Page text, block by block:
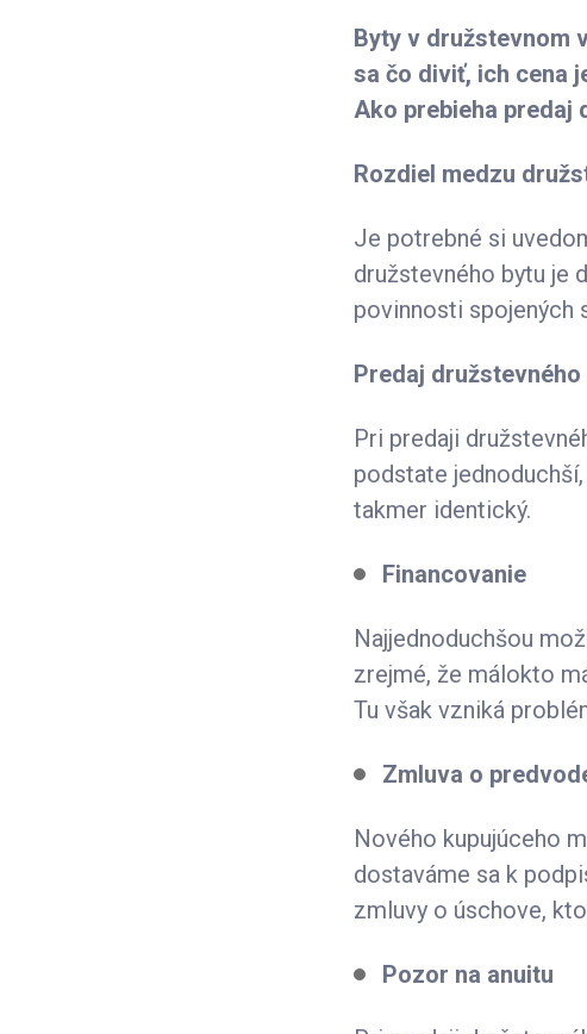
Byty v družstevnom
sa čo diviť, ich cena
Ako prebieha predaj
Rozdiel medzu
Je potrebné si
družstevného bytu je
povinnosti spojených
Predaj
Pri predaji
podstate
takmer identický.
Financovanie
Najjednoduchšou
zrejmé, že málokto
Tu však vzniká
Zmluva o
Nového kupujúceho
dostaváme sa k
zmluvy o úschove,
Pozor na anuitu